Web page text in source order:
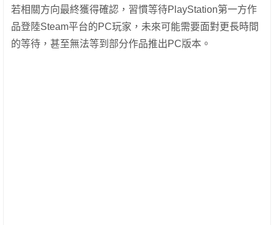
若相關方向最終獲得確認，習慣等待PlayStation第一方作
品登陸Steam平台的PC玩家，未來可能需要面對更長時間
的等待，甚至無法等到部分作品推出PC版本。